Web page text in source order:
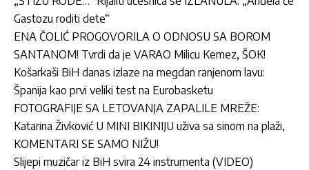
Gastozu roditi dete“
ENA ČOLIĆ PROGOVORILA O ODNOSU SA BOROM
SANTANOM! Tvrdi da je VARAO Milicu Kemez, ŠOK!
Košarkaši BiH danas izlaze na megdan ranjenom lavu:
Španija kao prvi veliki test na Eurobasketu
FOTOGRAFIJE SA LETOVANJA ZAPALILE MREŽE:
Katarina Živković U MINI BIKINIJU uživa sa sinom na plaži,
KOMENTARI SE SAMO NIŽU!
Slijepi muzičar iz BiH svira 24 instrumenta (VIDEO)